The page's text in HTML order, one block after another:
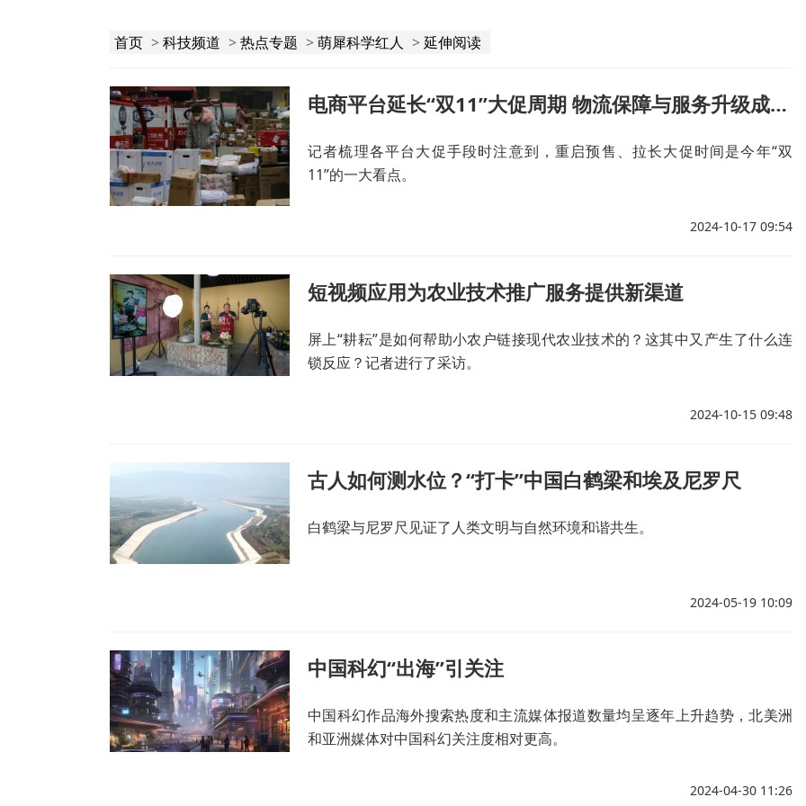
首页 >科技频道 >热点专题 >萌犀科学红人 >延伸阅读
电商平台延长“双11”大促周期 物流保障与服务升级成亮点
记者梳理各平台大促手段时注意到，重启预售、拉长大促时间是今年“双
11”的一大看点。
2024-10-17 09:54
短视频应用为农业技术推广服务提供新渠道
屏上“耕耘”是如何帮助小农户链接现代农业技术的？这其中又产生了什么连
锁反应？记者进行了采访。
2024-10-15 09:48
古人如何测水位？“打卡”中国白鹤梁和埃及尼罗尺
白鹤梁与尼罗尺见证了人类文明与自然环境和谐共生。
2024-05-19 10:09
中国科幻“出海”引关注
中国科幻作品海外搜索热度和主流媒体报道数量均呈逐年上升趋势，北美洲
和亚洲媒体对中国科幻关注度相对更高。
2024-04-30 11:26